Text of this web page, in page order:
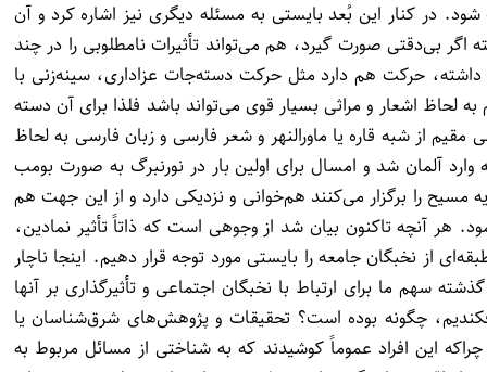
در کنار این بُعد بایستی به مسئله دیگری نیز اشاره کرد و آن
بی‌دقتی صورت گیرد، هم می‌تواند تأثیرات نامطلوبی را در چند
حرکت هم دارد مثل حرکت دسته‌جات عزاداری، سینه‌زنی با
اشعار و مراثی بسیار قوی می‌تواند باشد فلذا برای آن دسته
از شبه قاره یا ماورالنهر و شعر فارسی و زبان فارسی به لحاظ
آلمان شد و امسال برای اولین بار در نورنبرگ به صورت بومب
را برگزار می‌کنند هم‌خوانی و نزدیکی دارد و از این جهت هم
هر آنچه تاکنون بیان شد از وجوهی است که ذاتاً تأثیر نمادین،
نخبگان جامعه را بایستی مورد توجه قرار دهیم. اینجا ناچار
سهم ما برای ارتباط با نخبگان اجتماعی و تأثیرگذاری بر آنها
چگونه بوده است؟ تحقیقات و پژوهش‌های شرق‌شناسان یا
این افراد عموماً کوشیدند که به شناختی از مسائل مربوط به